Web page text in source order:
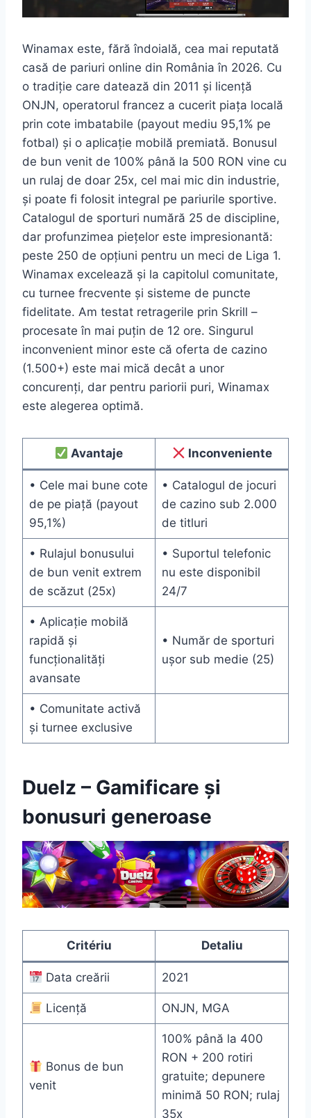
Winamax este, fără îndoială, cea mai reputată
casă de pariuri online din România în 2026. Cu
o tradiție care datează din 2011 și licență
ONJN, operatorul francez a cucerit piața locală
prin cote imbatabile (payout mediu 95,1% pe
fotbal) și o aplicație mobilă premiată. Bonusul
de bun venit de 100% până la 500 RON vine cu
un rulaj de doar 25x, cel mai mic din industrie,
și poate fi folosit integral pe pariurile sportive.
Catalogul de sporturi numără 25 de discipline,
dar profunzimea piețelor este impresionantă:
peste 250 de opțiuni pentru un meci de Liga 1.
Winamax excelează și la capitolul comunitate,
cu turnee frecvente și sisteme de puncte
fidelitate. Am testat retragerile prin Skrill –
procesate în mai puțin de 12 ore. Singurul
inconvenient minor este că oferta de cazino
(1.500+) este mai mică decât a unor
concurenți, dar pentru pariorii puri, Winamax
este alegerea optimă.
Avantaje Inconveniente
• Cele mai bune cote
de pe piață (payout
95,1%)
• Catalogul de jocuri
de cazino sub 2.000
de titluri
• Rulajul bonusului
de bun venit extrem
de scăzut (25x)
• Suportul telefonic
nu este disponibil
24/7
• Aplicație mobilă
rapidă și
funcționalități
avansate
• Număr de sporturi
ușor sub medie (25)
• Comunitate activă
și turnee exclusive
Duelz – Gamificare și
bonusuri generoase
Critériu Detaliu
Data creării 2021
Licență ONJN, MGA
Bonus de bun
venit
100% până la 400
RON + 200 rotiri
gratuite; depunere
minimă 50 RON; rulaj
35x